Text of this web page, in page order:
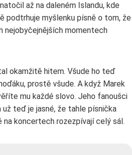
až na daleném Islandu, kde
podtrhuje myšlenku písně o tom, že
nejobyčejnějších momentech
okamžitě hitem. Všude ho teď
prostě všude. A když Marek
mu každé slovo. Jeho fanoušci
už teď je jasné, že tahle písnička
koncertech rozezpívají celý sál.